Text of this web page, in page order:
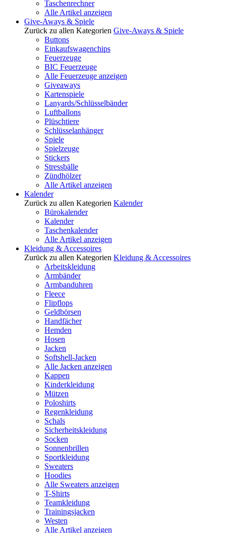
Taschenrechner
Alle Artikel anzeigen
Give-Aways & Spiele
Zurück zu allen Kategorien Give-Aways & Spiele
Buttons
Einkaufswagenchips
Feuerzeuge
BIC Feuerzeuge
Alle Feuerzeuge anzeigen
Giveaways
Kartenspiele
Lanyards/Schlüsselbänder
Luftballons
Plüschtiere
Schlüsselanhänger
Spiele
Spielzeuge
Stickers
Stressbälle
Zündhölzer
Alle Artikel anzeigen
Kalender
Zurück zu allen Kategorien Kalender
Bürokalender
Kalender
Taschenkalender
Alle Artikel anzeigen
Kleidung & Accessoires
Zurück zu allen Kategorien Kleidung & Accessoires
Arbeitskleidung
Armbänder
Armbanduhren
Fleece
Flipflops
Geldbörsen
Handfächer
Hemden
Hosen
Jacken
Softshell-Jacken
Alle Jacken anzeigen
Kappen
Kinderkleidung
Mützen
Poloshirts
Regenkleidung
Schals
Sicherheitskleidung
Socken
Sonnenbrillen
Sportkleidung
Sweaters
Hoodies
Alle Sweaters anzeigen
T-Shirts
Teamkleidung
Trainingsjacken
Westen
Alle Artikel anzeigen